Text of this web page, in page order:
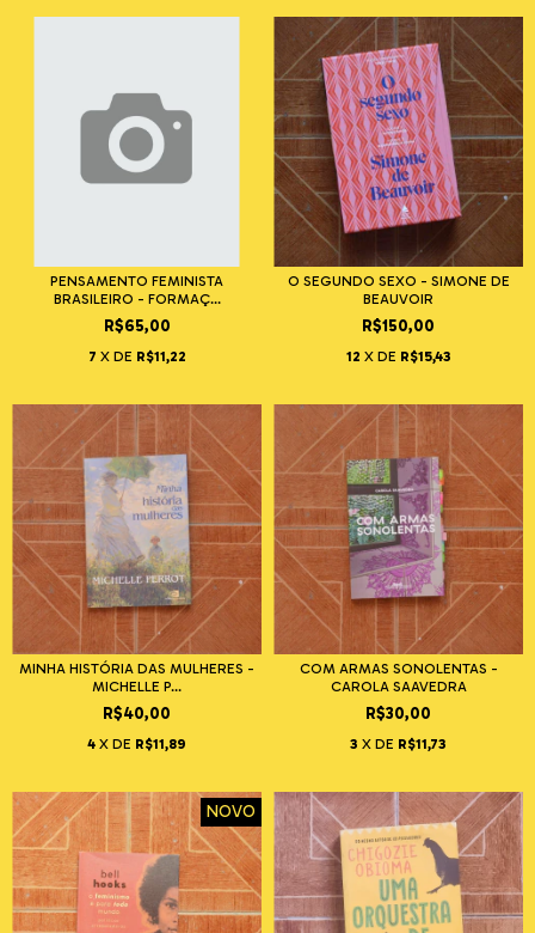
PENSAMENTO FEMINISTA
BRASILEIRO - FORMAÇ...
R$65,00
7 X DE R$11,22
O SEGUNDO SEXO - SIMONE DE
BEAUVOIR
R$150,00
12 X DE R$15,43
MINHA HISTÓRIA DAS MULHERES -
MICHELLE P...
R$40,00
4 X DE R$11,89
COM ARMAS SONOLENTAS -
CAROLA SAAVEDRA
R$30,00
3 X DE R$11,73
NOVO